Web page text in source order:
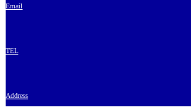
Email
TEL
Address